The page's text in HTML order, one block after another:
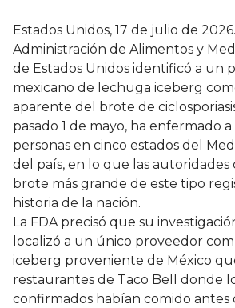
Estados Unidos, 17 de julio de
Administración de Alimentos y
de Estados Unidos identificó a un
mexicano de lechuga iceberg
aparente del brote de
pasado 1 de mayo, ha enfermado a
personas en cinco estados del
del país, en lo que las autoridades
brote más grande de este tipo
historia de la nación.
La FDA precisó que su
localizó a un único proveedor
iceberg proveniente de México
restaurantes de Taco Bell donde
confirmados habían comido antes